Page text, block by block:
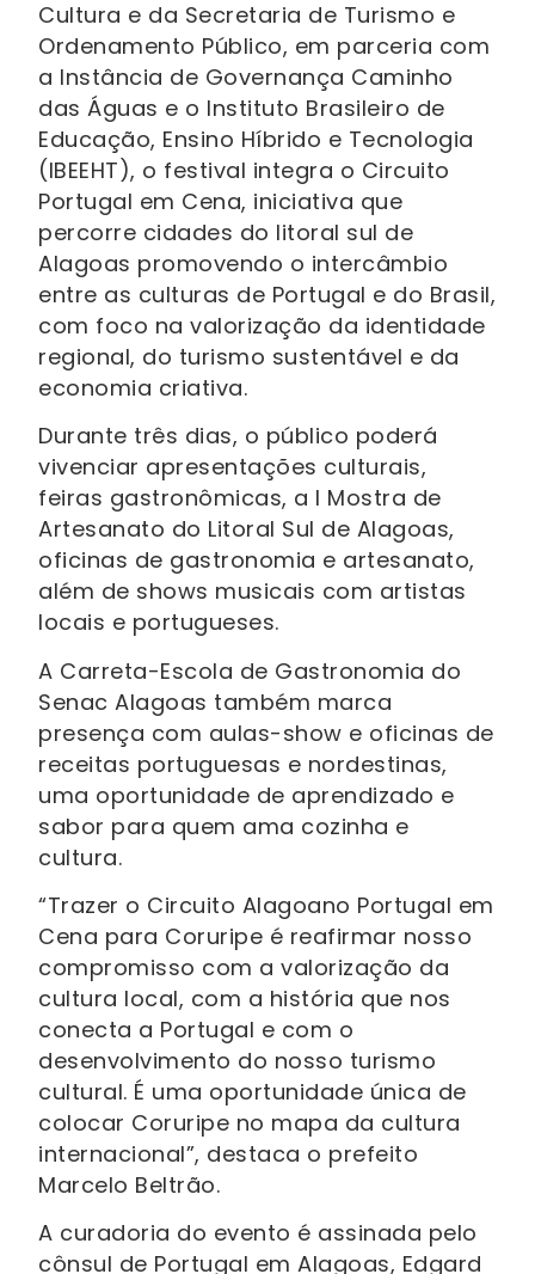
Cultura e da Secretaria de Turismo e
Ordenamento Público, em parceria com
a Instância de Governança Caminho
das Águas e o Instituto Brasileiro de
Educação, Ensino Híbrido e Tecnologia
(IBEEHT), o festival integra o Circuito
Portugal em Cena, iniciativa que
percorre cidades do litoral sul de
Alagoas promovendo o intercâmbio
entre as culturas de Portugal e do Brasil,
com foco na valorização da identidade
regional, do turismo sustentável e da
economia criativa.
Durante três dias, o público poderá
vivenciar apresentações culturais,
feiras gastronômicas, a I Mostra de
Artesanato do Litoral Sul de Alagoas,
oficinas de gastronomia e artesanato,
além de shows musicais com artistas
locais e portugueses.
A Carreta-Escola de Gastronomia do
Senac Alagoas também marca
presença com aulas-show e oficinas de
receitas portuguesas e nordestinas,
uma oportunidade de aprendizado e
sabor para quem ama cozinha e
cultura.
“Trazer o Circuito Alagoano Portugal em
Cena para Coruripe é reafirmar nosso
compromisso com a valorização da
cultura local, com a história que nos
conecta a Portugal e com o
desenvolvimento do nosso turismo
cultural. É uma oportunidade única de
colocar Coruripe no mapa da cultura
internacional”, destaca o prefeito
Marcelo Beltrão.
A curadoria do evento é assinada pelo
cônsul de Portugal em Alagoas, Edgard